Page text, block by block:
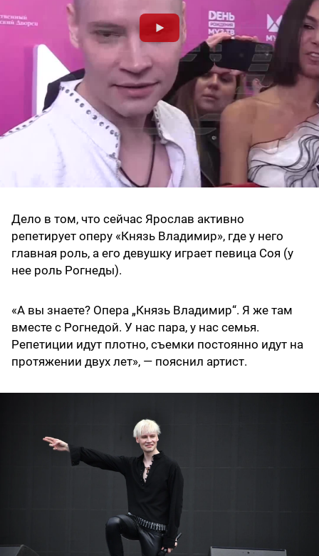
Дело в том, что сейчас Ярослав активно
репетирует оперу «Князь Владимир», где у него
главная роль, а его девушку играет певица Соя (у
нее роль Рогнеды).
«А вы знаете? Опера „Князь Владимир“. Я же там
вместе с Рогнедой. У нас пара, у нас семья.
Репетиции идут плотно, съемки постоянно идут на
протяжении двух лет», — пояснил артист.